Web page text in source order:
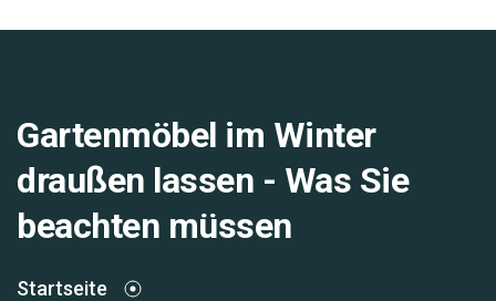
Gartenmöbel im Winter
draußen lassen - Was Sie
beachten müssen
Startseite